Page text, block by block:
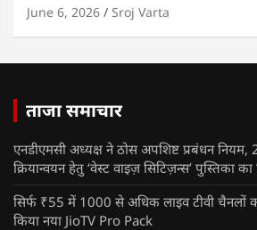
June 6, 2026 Sroj Varta
ताजा समाचार
एनडीएमसी अध्यक्ष ने ठोस अपशिष्ट प्रबंधन नियम,
क्रियान्वयन हेतु ‘वेस्ट वाइज़ सिटिज़न्स’ पुस्तिका
सिर्फ ₹55 में 1000 से अधिक लाइव टीवी चैनलों
किया नया JioTV Pro Pack